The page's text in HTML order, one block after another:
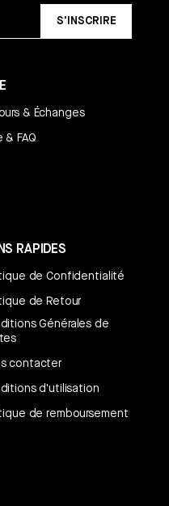
S'INSCRIRE
& Échanges
& FAQ
RAPIDES
de Confidentialité
de Retour
Générales de
contacter
d'utilisation
de remboursement